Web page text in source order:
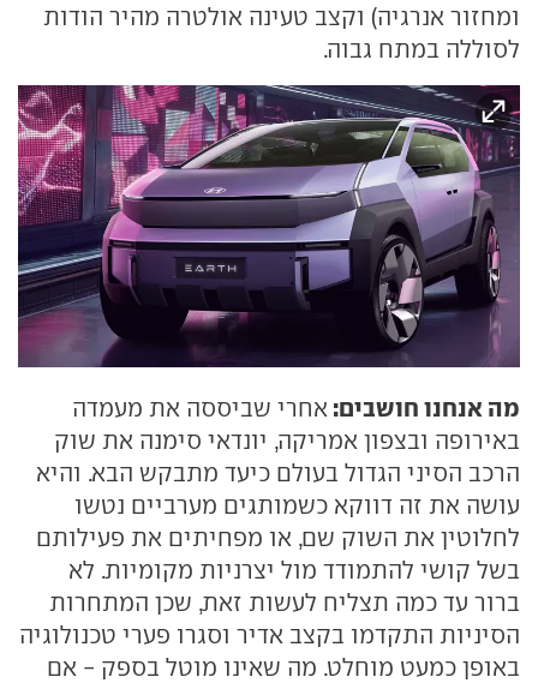
ומחזור אנרגיה) וקצב טעינה אולטרה מהיר הודות
לסוללה במתח גבוה.
מה אנחנו חושבים: אחרי שביססה את מעמדה
באירופה ובצפון אמריקה, יונדאי סימנה את שוק
הרכב הסיני הגדול בעולם כיעד מתבקש הבא. והיא
עושה את זה דווקא כשמותגים מערביים נטשו
לחלוטין את השוק שם, או מפחיתים את פעילותם
בשל קושי להתמודד מול יצרניות מקומיות. לא
ברור עד כמה תצליח לעשות זאת, שכן המתחרות
הסיניות התקדמו בקצב אדיר וסגרו פערי טכנולוגיה
באופן כמעט מוחלט. מה שאינו מוטל בספק - אם